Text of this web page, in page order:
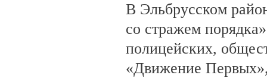
В Эльбрусском
со стражем
полицейских,
«Движение